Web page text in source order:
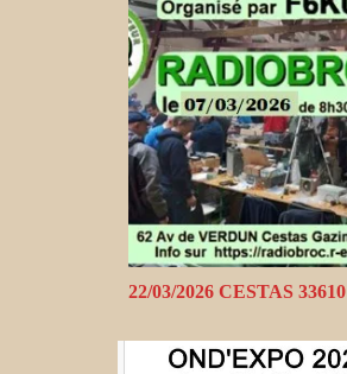
22/03/2026 CESTAS 33610